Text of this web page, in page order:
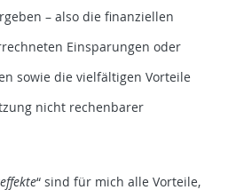
– also die finanziellen
Einsparungen oder
sowie die vielfältigen Vorteile
nicht rechenbarer
“ sind für mich alle Vorteile,